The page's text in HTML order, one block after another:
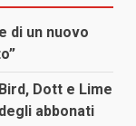
di un nuovo
Dott e Lime
abbonati